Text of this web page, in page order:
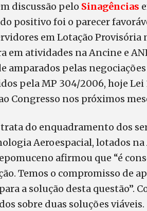
discussão pelo Sinagências
positivo foi o parecer
em Lotação Provisória
em atividades na Ancine e
amparados pelas negociações
pela MP 304/2006, hoje Lei
Congresso nos próximos
trata do enquadramento dos
Aeroespacial, lotados na
afirmou que “é
Temos o compromisso de
a solução desta questão”.
sobre duas soluções viáveis.